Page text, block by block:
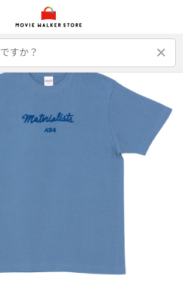
前売カード券 グッズ